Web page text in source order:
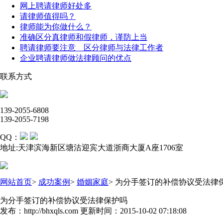
网上聘请律师好处多
请律师值得吗？
律师能为你做什么？
准确区分真律师和假律师，谨防上当
聘请律师要注意 区分律师与法律工作者
企业聘请律师做法律顾问的优点
联系方式
139-2055-6808
139-2055-7198
QQ：
地址:天津滨海新区塘沽迎宾大道浙商大厦A座1706室
网站首页> 成功案例> 婚姻家庭> 为分手签订的补偿协议受法律
为分手签订的补偿协议受法律保护吗
发布：http://bhxqls.com 更新时间：2015-10-02 07:18:08